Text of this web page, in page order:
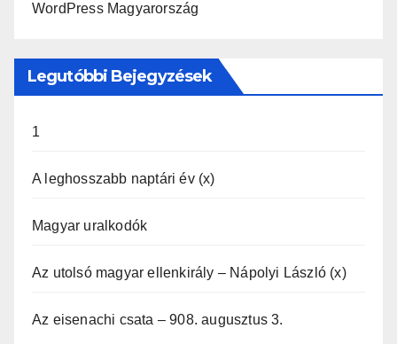
WordPress Magyarország
Legutóbbi Bejegyzések
1
A leghosszabb naptári év (x)
Magyar uralkodók
Az utolsó magyar ellenkirály – Nápolyi László (x)
Az eisenachi csata – 908. augusztus 3.